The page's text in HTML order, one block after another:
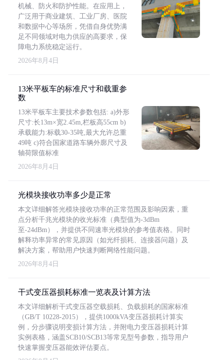
机械、防火和防护性能。在应用上，
广泛用于商业建筑、工业厂房、医院
和数据中心等场所，凭借自身优势满
足不同领域对电力供应的高要求，保
障电力系统稳定运行。
2026年8月4日
13米平板车的标准尺寸和载重参
数
13米平板车主要技术参数包括: a)外形
尺寸:长13m×宽2.45m,栏板高55cm b)
承载能力:标载30-35吨,最大允许总重
49吨 c)符合国家道路车辆外廓尺寸及
轴荷限值标准
2026年8月4日
光模块接收功率多少是正常
本文详细解答光模块接收功率的正常范围及影响因素，重
点分析千兆光模块的收光标准（典型值为-3dBm
至-24dBm），并提供不同速率光模块的参考值表格。同时
解释功率异常的常见原因（如光纤损耗、连接器问题）及
解决方案，帮助用户快速判断网络性能问题。
2026年8月4日
干式变压器损耗标准一览表及计算方法
本文详细解析干式变压器空载损耗、负载损耗的国家标准
（GB/T 10228-2015），提供1000kVA变压器损耗计算实
例，分步骤说明变损计算方法，并附电力变压器损耗计算
实例表格，涵盖SCB10/SCB13等常见型号参数，指导用户
快速掌握变压器能效评估要点。